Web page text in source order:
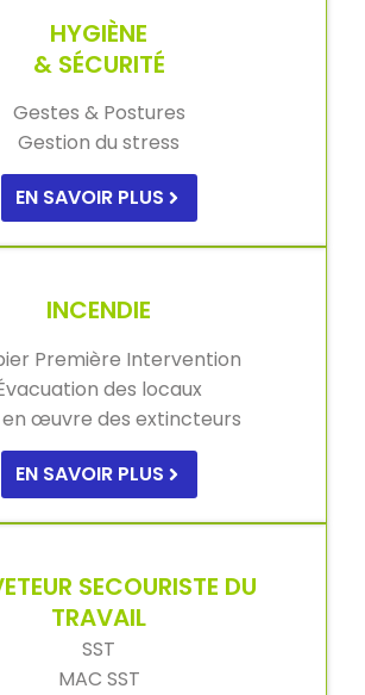
HYGIÈNE
& SÉCURITÉ
Gestes & Postures
Gestion du stress
EN SAVOIR PLUS
INCENDIE
Première Intervention
des locaux
en œuvre des extincteurs
EN SAVOIR PLUS
SECOURISTE DU
TRAVAIL
SST
MAC SST